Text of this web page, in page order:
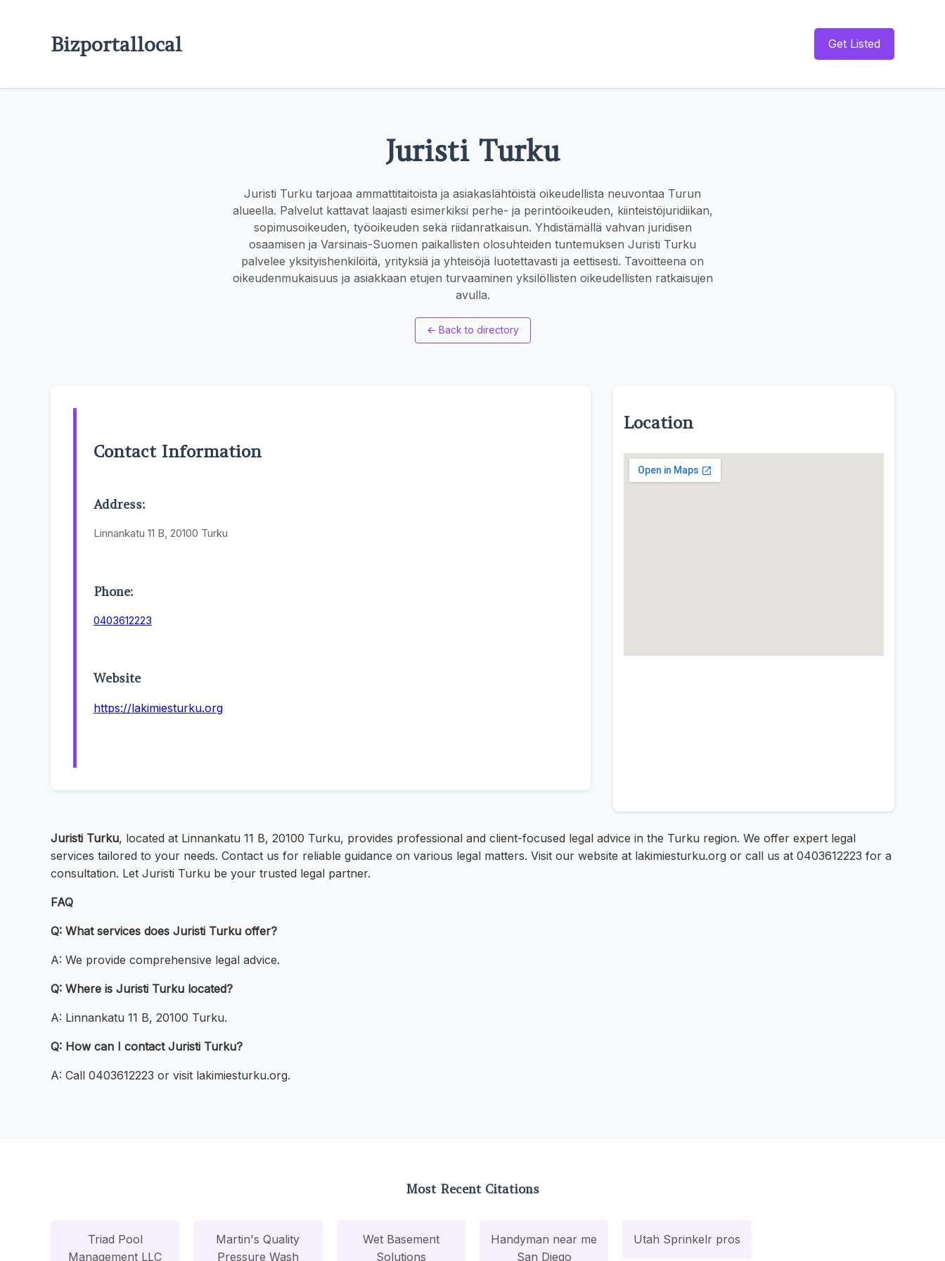
Bizportallocal Get Listed
Juristi Turku
Juristi Turku tarjoaa ammattitaitoista ja asiakaslähtöistä oikeudellista neuvontaa Turun
alueella. Palvelut kattavat laajasti esimerkiksi perhe- ja perintöoikeuden, kiinteistöjuridiikan,
sopimusoikeuden, työoikeuden sekä riidanratkaisun. Yhdistämällä vahvan juridisen
osaamisen ja Varsinais-Suomen paikallisten olosuhteiden tuntemuksen Juristi Turku
palvelee yksityishenkilöitä, yrityksiä ja yhteisöjä luotettavasti ja eettisesti. Tavoitteena on
oikeudenmukaisuus ja asiakkaan etujen turvaaminen yksilöllisten oikeudellisten ratkaisujen
avulla.
← Back to directory
Contact Information
Address:
Linnankatu 11 B, 20100 Turku
Phone:
0403612223
Website
https://lakimiesturku.org
Location
Juristi Turku, located at Linnankatu 11 B, 20100 Turku, provides professional and client-focused legal advice in the Turku region. We offer expert legal
services tailored to your needs. Contact us for reliable guidance on various legal matters. Visit our website at lakimiesturku.org or call us at 0403612223 for a
consultation. Let Juristi Turku be your trusted legal partner.
FAQ
Q: What services does Juristi Turku offer?
A: We provide comprehensive legal advice.
Q: Where is Juristi Turku located?
A: Linnankatu 11 B, 20100 Turku.
Q: How can I contact Juristi Turku?
A: Call 0403612223 or visit lakimiesturku.org.
Most Recent Citations
Triad Pool
Management LLC
Martin's Quality
Pressure Wash
Wet Basement
Solutions
Handyman near me
San Diego
Utah Sprinkelr pros